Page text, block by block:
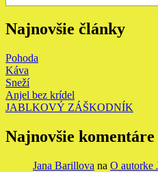
Najnovšie články
Pohoda
Káva
Sneží
Anjel bez krídel
JABLKOVÝ ZÁŠKODNÍK
Najnovšie komentáre
Jana Barillova na O autorke